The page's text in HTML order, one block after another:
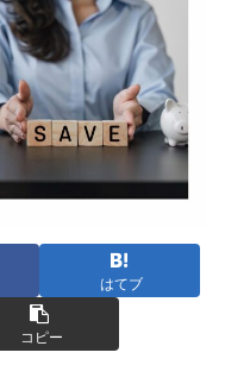
はてブ
コピー